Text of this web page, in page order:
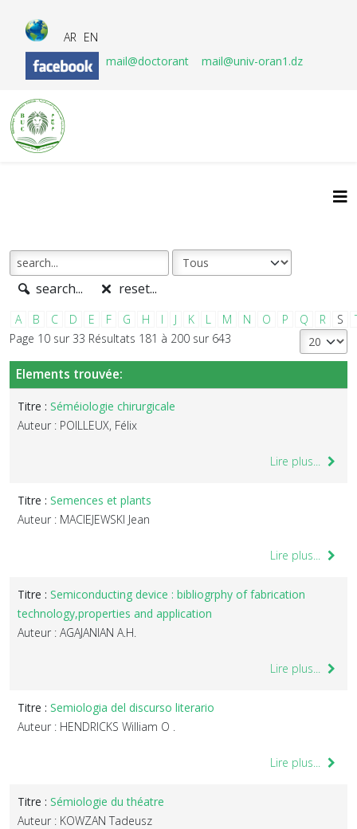
AR EN
mail@doctorant
mail@univ-oran1.dz
search... reset...
A B C D E F G H I J K L M N O P Q R S
Page 10 sur 33 Résultats 181 à 200 sur 643
Elements trouvée:
Titre : Séméiologie chirurgicale
Auteur : POILLEUX, Félix
Lire plus...
Titre : Semences et plants
Auteur : MACIEJEWSKI Jean
Lire plus...
Titre : Semiconducting device : bibliogrphy of fabrication
technology,properties and application
Auteur : AGAJANIAN A.H.
Lire plus...
Titre : Semiologia del discurso literario
Auteur : HENDRICKS William O .
Lire plus...
Titre : Sémiologie du théatre
Auteur : KOWZAN Tadeusz